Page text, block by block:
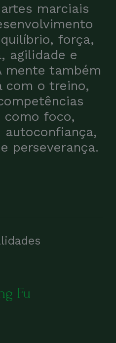
marciais
força,
agilidade e
mente também
com o treino,
como foco,
autoconfiança,
perseverança.
Fu